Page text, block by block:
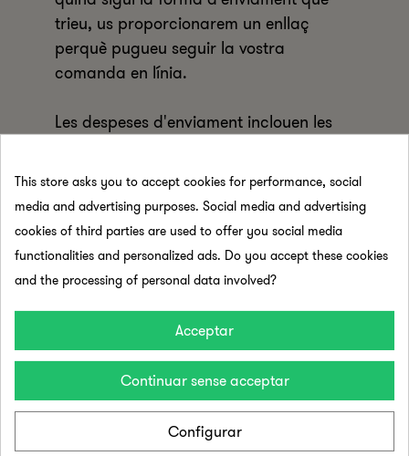
trieu, us proporcionarem un enllaç
perquè pugueu seguir la vostra
comanda en línia.
Les despeses d'enviament inclouen les
empaquetatge, així com les despeses
postals. Les despeses de manipulació
tenen un preu fix, mentre que les
despeses de transport poden variar
segons el pes total del paquet.
T'aconsellem que agrupis tots els teus
articles en una mateixa comanda. No
podem combinar dues comandes
diferents, i les despeses d'enviament
s'aplicaran per a cadascuna de
manera individual. No ens fem
responsables dels danys que pugui
This store asks you to accept cookies for performance, social
media and advertising purposes. Social media and advertising
cookies of third parties are used to offer you social media
functionalities and personalized ads. Do you accept these cookies
and the processing of personal data involved?
Acceptar
Continuar sense acceptar
Configurar